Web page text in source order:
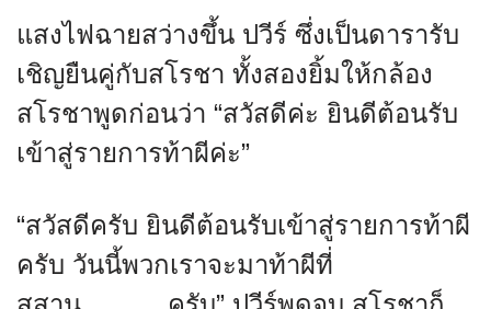
แสงไฟฉายสว่างขึ้น ปวีร์ ซึ่งเป็นดารารับ
เชิญยืนคู่กับสโรชา ทั้งสองยิ้มให้กล้อง
สโรชาพูดก่อนว่า “สวัสดีค่ะ ยินดีต้อนรับ
เข้าสู่รายการท้าผีค่ะ”
“สวัสดีครับ ยินดีต้อนรับเข้าสู่รายการท้าผี
ครับ วันนี้พวกเราจะมาท้าผีที่